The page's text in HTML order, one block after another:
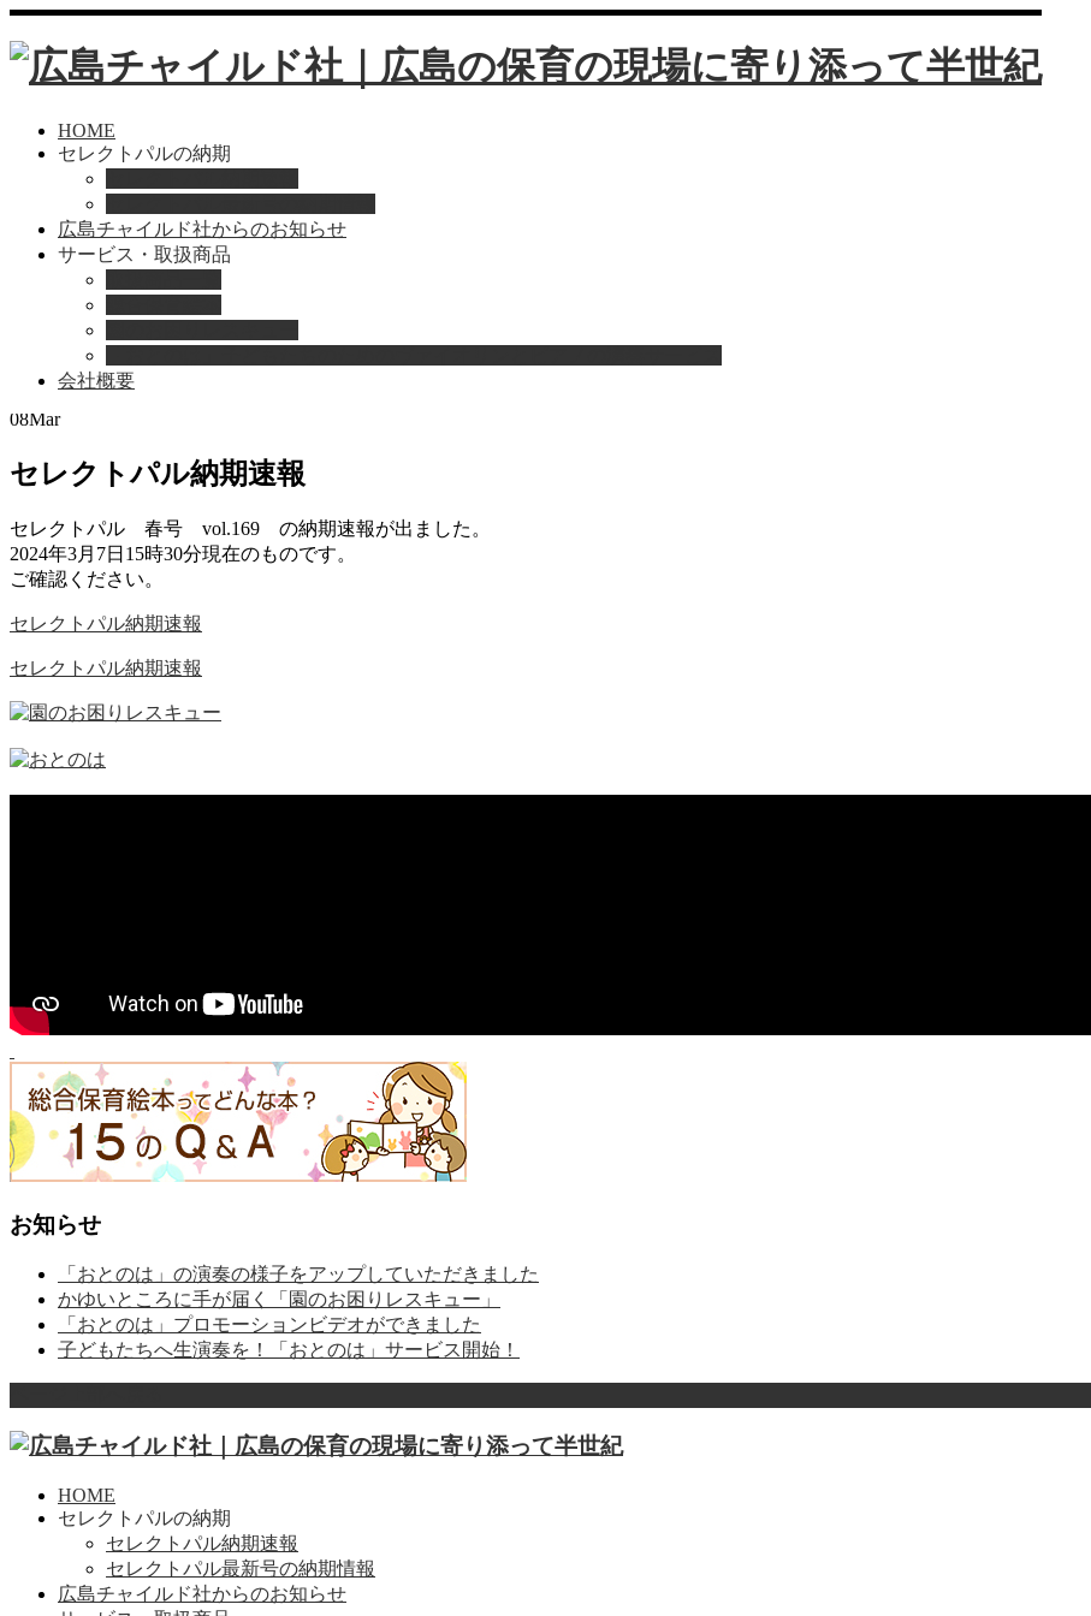
HOME
セレクトパルの納期
広島チャイルド社からのお知らせ
サービス・取扱商品
会社概要
Home
お知らせ
セレクトパル納期速報
08Mar
セレクトパル納期速報
セレクトパル 春号 vol.169 の納期速報が出ました。
2024年3月7日15時30分現在のものです。
ご確認ください。
セレクトパル納期速報
セレクトパル納期速報
お知らせ
「おとのは」の演奏の様子をアップしていただきました
かゆいところに手が届く「園のお困りレスキュー」
「おとのは」プロモーションビデオができました
子どもたちへ生演奏を！「おとのは」サービス開始！
HOME
セレクトパルの納期
セレクトパル納期速報
セレクトパル最新号の納期情報
広島チャイルド社からのお知らせ